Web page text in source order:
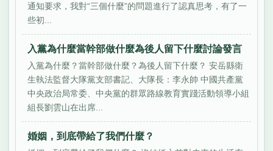
通知要求，我對“三個什麼”的問題進行了認真思考，有了一
些初...
入黨為什麼當幹部做什麼為後人留下什麼討論發言
入黨為什麼？當幹部做什麼？為後人留下什麼？ 安岳縣衛
生執法監督大隊黨支部書記、大隊長：李永帥 中國共產黨
中央政治局常委、中央黨的群眾路線教育實踐活動領導小組
組長劉雲山在出席...
婚姻，到底帶給了我們什麼？